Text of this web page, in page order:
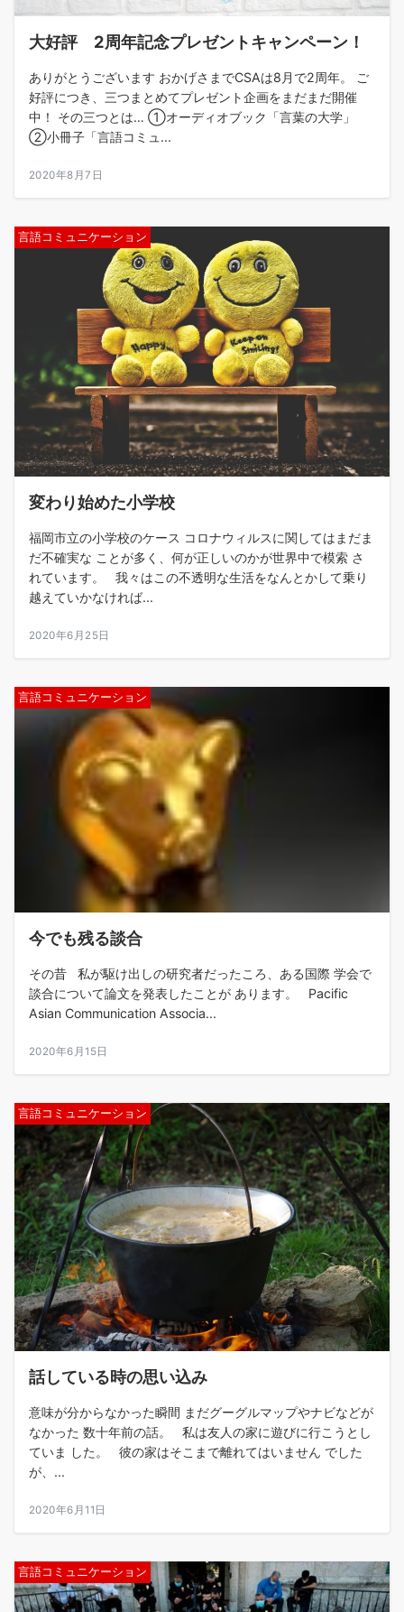
大好評 2周年記念プレゼントキャンペーン！
ありがとうございます おかげさまでCSAは8月で2周年。 ご
好評につき、三つまとめてプレゼント企画をまだまだ開催
中！ その三つとは… ①オーディオブック「言葉の大学」
②小冊子「言語コミュ...
2020年8月7日
言語コミュニケーション
変わり始めた小学校
福岡市立の小学校のケース コロナウィルスに関してはまだま
だ不確実な ことが多く、何が正しいのかが世界中で模索 さ
れています。 我々はこの不透明な生活をなんとかして乗り
越えていかなければ...
2020年6月25日
言語コミュニケーション
今でも残る談合
その昔 私が駆け出しの研究者だったころ、ある国際 学会で
談合について論文を発表したことが あります。 Pacific
Asian Communication Associa...
2020年6月15日
言語コミュニケーション
話している時の思い込み
意味が分からなかった瞬間 まだグーグルマップやナビなどが
なかった 数十年前の話。 私は友人の家に遊びに行こうとし
ていま した。 彼の家はそこまで離れてはいません でした
が、...
2020年6月11日
言語コミュニケーション